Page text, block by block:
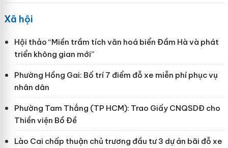
Xã hội
Hội thảo “Miền trầm tích văn hoá biển Đầm Hà và phát
triển không gian mới”
Phường Hồng Gai: Bố trí 7 điểm đỗ xe miễn phí phục vụ
nhân dân
Phường Tam Thắng (TP HCM): Trao Giấy CNQSDĐ cho
Thiền viện Bồ Đề
Lào Cai chấp thuận chủ trương đầu tư 3 dự án bãi đỗ xe